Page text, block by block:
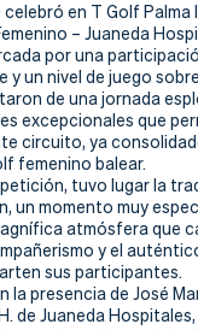
celebró en T Golf
– Juaneda
por una
y un nivel de juego
de una jornada
excepcionales que
circuito, ya
femenino balear.
tuvo lugar la
un momento muy
atmósfera que
y el
sus participantes.
la presencia de José
de Juaneda